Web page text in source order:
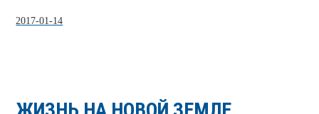
2017-01-14